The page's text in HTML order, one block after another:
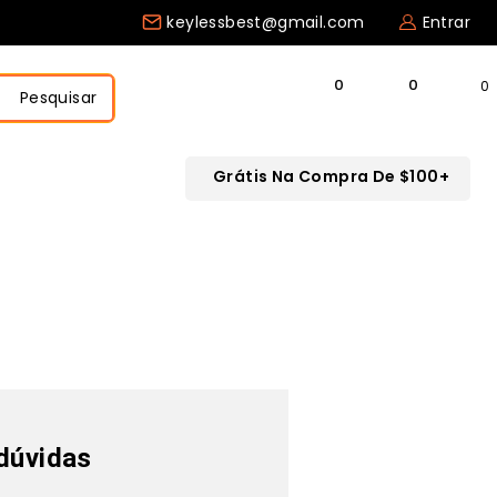
keylessbest@gmail.com Entrar
Pesquisar
0
Grátis Na Compra De $100+